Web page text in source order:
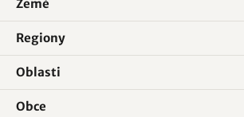
Země
Regiony
Oblasti
Obce